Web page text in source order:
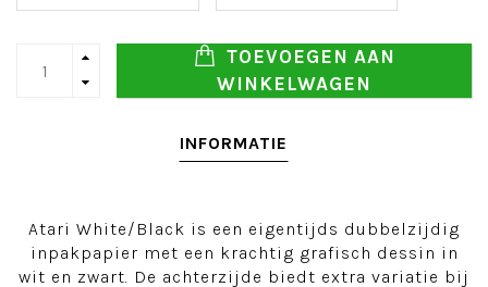
TOEVOEGEN AAN
WINKELWAGEN
INFORMATIE
Atari White/Black is een eigentijds dubbelzijdig
inpakpapier met een krachtig grafisch dessin in
wit en zwart. De achterzijde biedt extra variatie bij